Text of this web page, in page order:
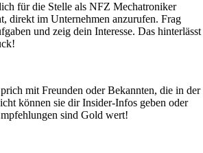
für die Stelle als NFZ Mechatroniker
direkt im Unternehmen anzurufen. Frag
und zeig dein Interesse. Das hinterlässt
mit Freunden oder Bekannten, die in der
können sie dir Insider-Infos geben oder
sind Gold wert!